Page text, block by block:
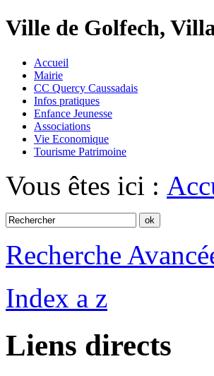
Ville de Golfech,
Accueil
Mairie
CC Quercy Caussadais
Infos pratiques
Enfance Jeunesse
Associations
Vie Economique
Tourisme Patrimoine
Vous êtes ici :
Recherche
Index a z
Liens directs